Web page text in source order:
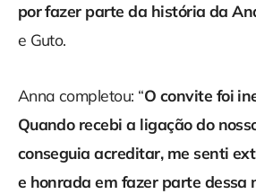
por fazer parte da história da
e Guto.
Anna completou: “O convite foi
Quando recebi a ligação do
conseguia acreditar, me senti
e honrada em fazer parte dessa